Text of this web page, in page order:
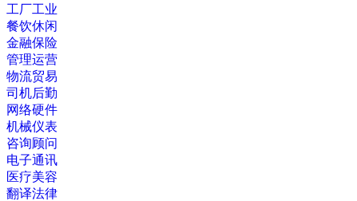
工厂工业
餐饮休闲
金融保险
管理运营
物流贸易
司机后勤
网络硬件
机械仪表
咨询顾问
电子通讯
医疗美容
翻译法律